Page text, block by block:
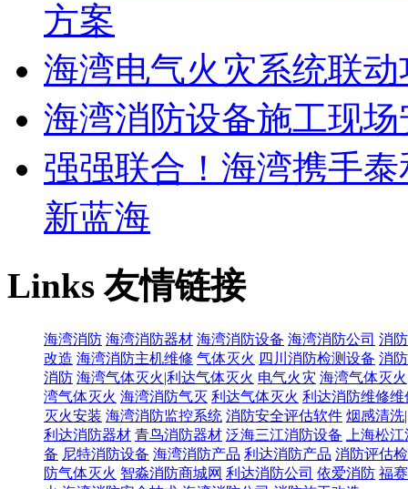
方案
海湾电气火灾系统联
海湾消防设备施工现
强强联合！海湾携手
新蓝海
Links友情链接
海湾消防 海湾消防器材 海湾消防设备 海湾消防公司 消
改造 海湾消防主机维修 气体灭火 四川消防检测设备 消
消防 海湾气体灭火|利达气体灭火 电气火灾 海湾气体灭
湾气体灭火 海湾消防气灭 利达气体灭火 利达消防维修维
灭火安装 海湾消防监控系统 消防安全评估软件 烟感清洗
利达消防器材 青鸟消防器材 泛海三江消防设备
上海松
备 尼特消防设备 海湾消防产品 利达消防产品 消防评估
防气体灭火 智淼消防商城网 利达消防公司 依爱消防 福